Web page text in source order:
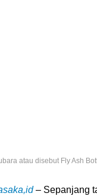
atau disebut Fly Ash
– Sepanjang